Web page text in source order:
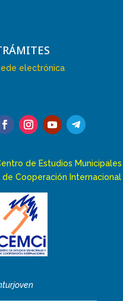
electrónica
de Estudios Municipales
de Cooperación Internacional